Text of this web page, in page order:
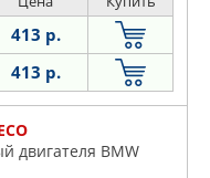
413 р.
413 р.
двигателя BMW